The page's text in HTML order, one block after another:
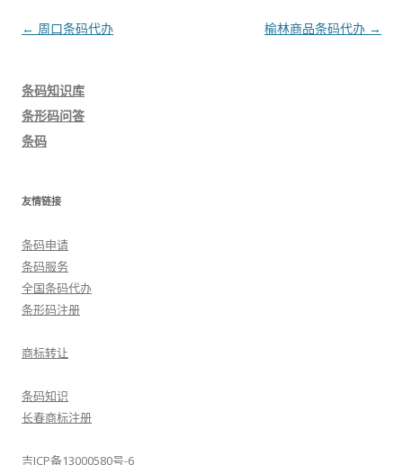
文
← 周口条码代办 榆林商品条码代办 →
条码知识库
条形码问答
条码
友情链接
条码申请
条码服务
全国条码代办
条形码注册
商标转让
条码知识
长春商标注册
吉ICP备13000580号-6